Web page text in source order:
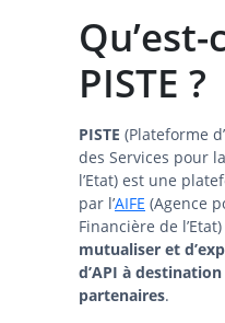
PISTE ?
PISTE (Plateforme
des Services pour
l’Etat) est une
par l’AIFE (Agence
Financière de
mutualiser et
d’API à
partenaires.